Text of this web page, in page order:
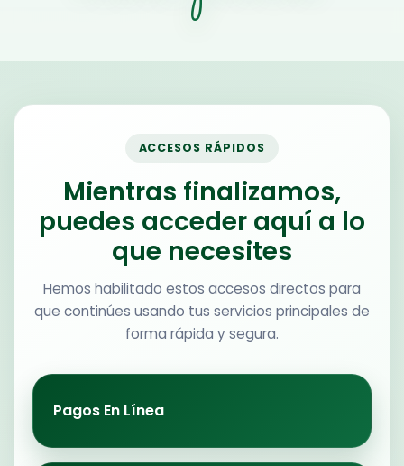
ACCESOS RÁPIDOS
Mientras finalizamos,
puedes acceder aquí a lo
que necesites
Hemos habilitado estos accesos directos para
que continúes usando tus servicios principales de
forma rápida y segura.
Pagos En Línea